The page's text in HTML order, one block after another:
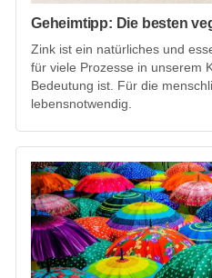
Geheimtipp: Die besten
Zink ist ein natürliches und
für viele Prozesse in unserem
Bedeutung ist. Für die
lebensnotwendig.